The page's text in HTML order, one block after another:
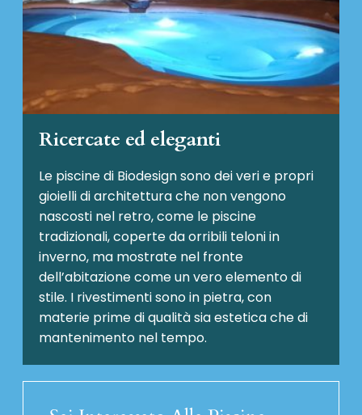
Ricercate ed eleganti
Le piscine di Biodesign sono dei veri e propri
gioielli di architettura che non vengono
nascosti nel retro, come le piscine
tradizionali, coperte da orribili teloni in
inverno, ma mostrate nel fronte
dell’abitazione come un vero elemento di
stile. I rivestimenti sono in pietra, con
materie prime di qualità sia estetica che di
mantenimento nel tempo.